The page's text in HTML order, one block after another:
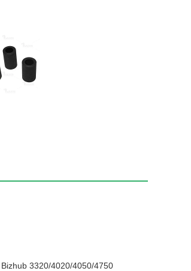
3320/4020/4050/4750